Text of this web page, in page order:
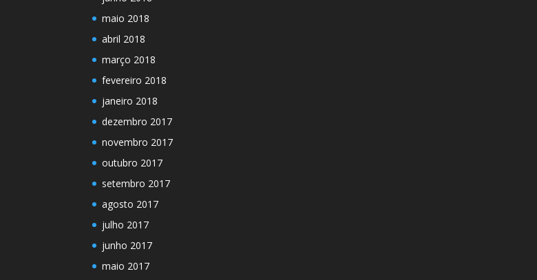
maio 2018
abril 2018
março 2018
fevereiro 2018
janeiro 2018
dezembro 2017
novembro 2017
outubro 2017
setembro 2017
agosto 2017
julho 2017
junho 2017
maio 2017